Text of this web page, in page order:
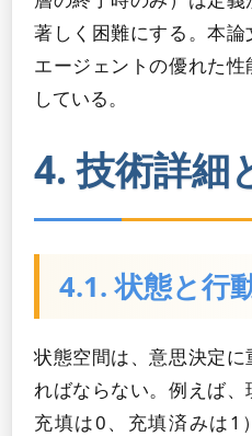
著しく困難にする。本
エージェントの優れた
している。
4. 技術詳細
4.1. 状態と行
状態空間は、意思決定
ればならない。例えば
充填は0、充填済みは1